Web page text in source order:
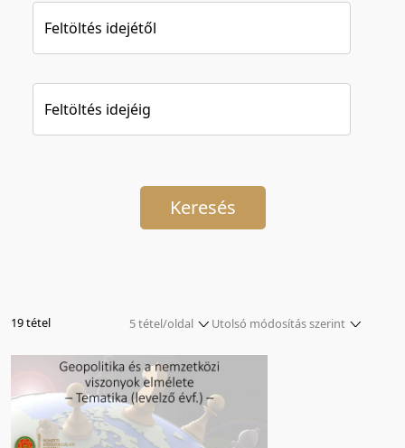
Feltöltés idejétől
Feltöltés idejéig
Keresés
Utolsó módosítás szerint
Relevancia szerint
Kezdés/felvétel dátuma szerint
Feltöltés dátuma szerint
19 tétel
5 tétel/oldal
5 tétel/oldal
10 tétel/oldal
20 tétel/oldal
50 tétel/oldal